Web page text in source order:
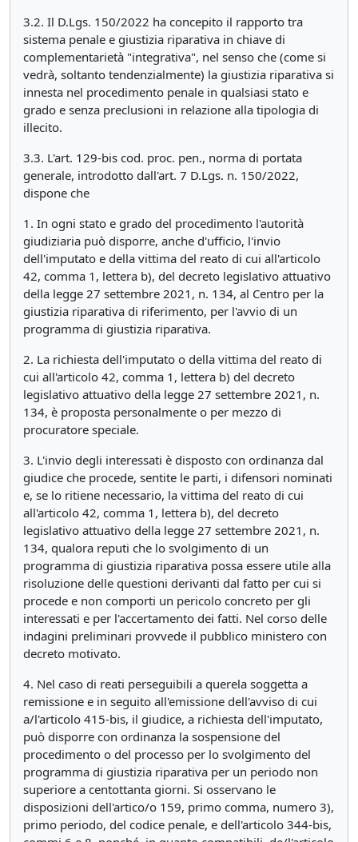
3.2. Il D.Lgs. 150/2022 ha concepito il rapporto tra
sistema penale e giustizia riparativa in chiave di
complementarietà "integrativa", nel senso che (come si
vedrà, soltanto tendenzialmente) la giustizia riparativa si
innesta nel procedimento penale in qualsiasi stato e
grado e senza preclusioni in relazione alla tipologia di
illecito.
3.3. L'art. 129-bis cod. proc. pen., norma di portata
generale, introdotto dall'art. 7 D.Lgs. n. 150/2022,
dispone che
1. In ogni stato e grado del procedimento l'autorità
giudiziaria può disporre, anche d'ufficio, l'invio
dell'imputato e della vittima del reato di cui all'articolo
42, comma 1, lettera b), del decreto legislativo attuativo
della legge 27 settembre 2021, n. 134, al Centro per la
giustizia riparativa di riferimento, per l'avvio di un
programma di giustizia riparativa.
2. La richiesta dell'imputato o della vittima del reato di
cui all'articolo 42, comma 1, lettera b) del decreto
legislativo attuativo della legge 27 settembre 2021, n.
134, è proposta personalmente o per mezzo di
procuratore speciale.
3. L'invio degli interessati è disposto con ordinanza dal
giudice che procede, sentite le parti, i difensori nominati
e, se lo ritiene necessario, la vittima del reato di cui
all'articolo 42, comma 1, lettera b), del decreto
legislativo attuativo della legge 27 settembre 2021, n.
134, qualora reputi che lo svolgimento di un
programma di giustizia riparativa possa essere utile alla
risoluzione delle questioni derivanti dal fatto per cui si
procede e non comporti un pericolo concreto per gli
interessati e per l'accertamento dei fatti. Nel corso delle
indagini preliminari provvede il pubblico ministero con
decreto motivato.
4. Nel caso di reati perseguibili a querela soggetta a
remissione e in seguito all'emissione dell'avviso di cui
a/l'articolo 415-bis, il giudice, a richiesta dell'imputato,
può disporre con ordinanza la sospensione del
procedimento o del processo per lo svolgimento del
programma di giustizia riparativa per un periodo non
superiore a centottanta giorni. Si osservano le
disposizioni dell'artico/o 159, primo comma, numero 3),
primo periodo, del codice penale, e dell'articolo 344-bis,